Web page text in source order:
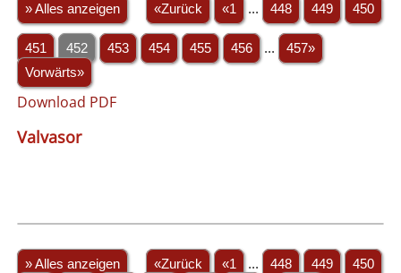
» Alles anzeigen «Zurück «1 ... 448 449 450
451 452 453 454 455 456 ...
457»
Vorwärts»
Download PDF
Valvasor
» Alles anzeigen «Zurück «1 ... 448 449
450